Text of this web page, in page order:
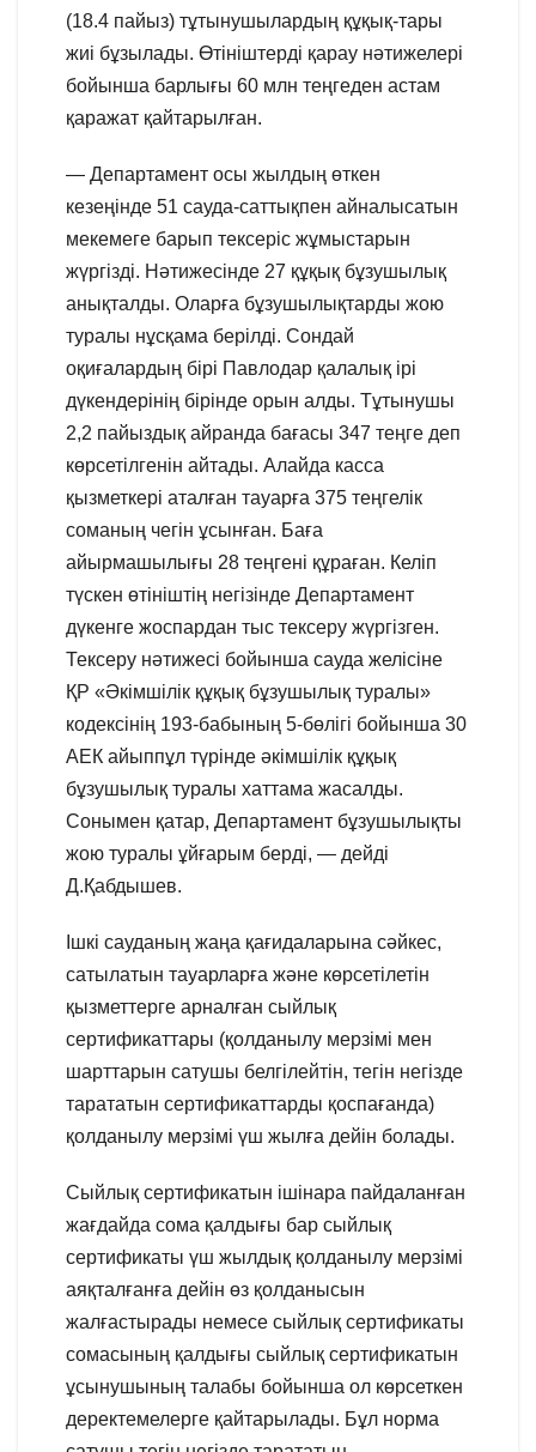
(18.4 пайыз) тұтынушылардың құқық-тары
жиі бұзылады. Өтініштерді қарау нәтижелері
бойынша барлығы 60 млн теңгеден астам
қаражат қайтарылған.
— Департамент осы жылдың өткен
кезеңінде 51 сауда-саттықпен айналысатын
мекемеге барып тексеріс жұмыстарын
жүргізді. Нәтижесінде 27 құқық бұзушылық
анықталды. Оларға бұзушылықтарды жою
туралы нұсқама берілді. Сондай
оқиғалардың бірі Павлодар қалалық ірі
дүкендерінің бірінде орын алды. Тұтынушы
2,2 пайыздық айранда бағасы 347 теңге деп
көрсетілгенін айтады. Алайда касса
қызметкері аталған тауарға 375 теңгелік
соманың чегін ұсынған. Баға
айырмашылығы 28 теңгені құраған. Келіп
түскен өтініштің негізінде Департамент
дүкенге жоспардан тыс тексеру жүргізген.
Тексеру нәтижесі бойынша сауда желісіне
ҚР «Әкімшілік құқық бұзушылық туралы»
кодексінің 193-бабының 5-бөлігі бойынша 30
АЕК айыппұл түрінде әкімшілік құқық
бұзушылық туралы хаттама жасалды.
Сонымен қатар, Департамент бұзушылықты
жою туралы ұйғарым берді, — дейді
Д.Қабдышев.
Ішкі сауданың жаңа қағидаларына сәйкес,
сатылатын тауарларға және көрсетілетін
қызметтерге арналған сыйлық
сертификаттары (қолданылу мерзімі мен
шарттарын сатушы белгілейтін, тегін негізде
тарататын сертификаттарды қоспағанда)
қолданылу мерзімі үш жылға дейін болады.
Сыйлық сертификатын ішінара пайдаланған
жағдайда сома қалдығы бар сыйлық
сертификаты үш жылдық қолданылу мерзімі
аяқталғанға дейін өз қолданысын
жалғастырады немесе сыйлық сертификаты
сомасының қалдығы сыйлық сертификатын
ұсынушының талабы бойынша ол көрсеткен
деректемелерге қайтарылады. Бұл норма